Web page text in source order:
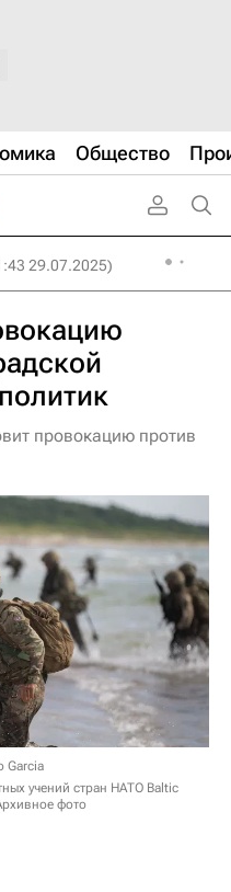
Общество
29.07.2025)
провокацию против
Garcia
учений стран НАТО Baltic
фото